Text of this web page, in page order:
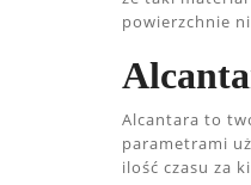
powierzchnie
Alcantara to
parametrami
ilość czasu za